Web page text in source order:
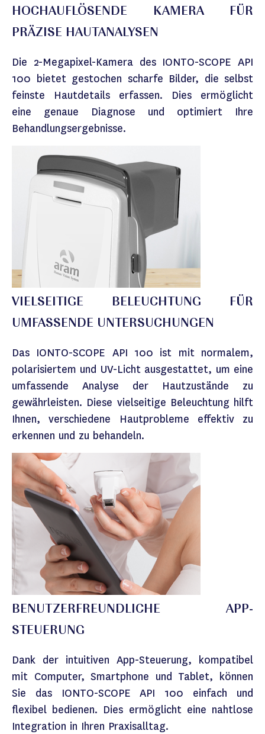
HOCHAUFLÖSENDE KAMERA FÜR
PRÄZISE HAUTANALYSEN
Die 2-Megapixel-Kamera des IONTO-SCOPE API
100 bietet gestochen scharfe Bilder, die selbst
feinste Hautdetails erfassen. Dies ermöglicht
eine genaue Diagnose und optimiert Ihre
Behandlungsergebnisse.
VIELSEITIGE BELEUCHTUNG FÜR
UMFASSENDE UNTERSUCHUNGEN
Das IONTO-SCOPE API 100 ist mit normalem,
polarisiertem und UV-Licht ausgestattet, um eine
umfassende Analyse der Hautzustände zu
gewährleisten. Diese vielseitige Beleuchtung hilft
Ihnen, verschiedene Hautprobleme effektiv zu
erkennen und zu behandeln.
BENUTZERFREUNDLICHE APP-
STEUERUNG
Dank der intuitiven App-Steuerung, kompatibel
mit Computer, Smartphone und Tablet, können
Sie das IONTO-SCOPE API 100 einfach und
flexibel bedienen. Dies ermöglicht eine nahtlose
Integration in Ihren Praxisalltag.